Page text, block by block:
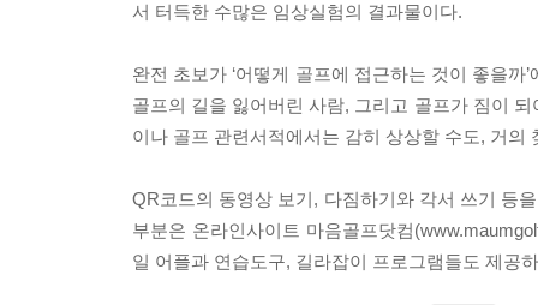
서 터득한 수많은 임상실험의 결과물이다.
완전 초보가 ‘어떻게 골프에 접근하는 것이 좋을까
골프의 길을 잃어버린 사람, 그리고 골프가 짐이
이나 골프 관련서적에서는 감히 상상할 수도, 거
QR코드의 동영상 보기, 다짐하기와 각서 쓰기 등
부분은 온라인사이트 마음골프닷컴
일 어플과 연습도구, 길라잡이 프로그램들도 제공